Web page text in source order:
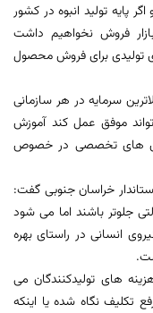
پایه تولید انبوه در کشور
فروش نخواهیم داشت
تولیدی برای فروش محصول
سرمایه در هر سازمانی
موفق عمل کند آموزش
های تخصصی در خصوص
خراسان جنوبی گفت:
جلوتر باشند اما می شود
انسانی در راستای بهره
های تولیدکنندگان می
تکلیف نگاه شده یا اینکه